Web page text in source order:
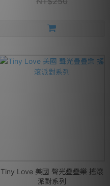
Tiny Love 美國 聲光疊疊樂 搖滾
派對系列